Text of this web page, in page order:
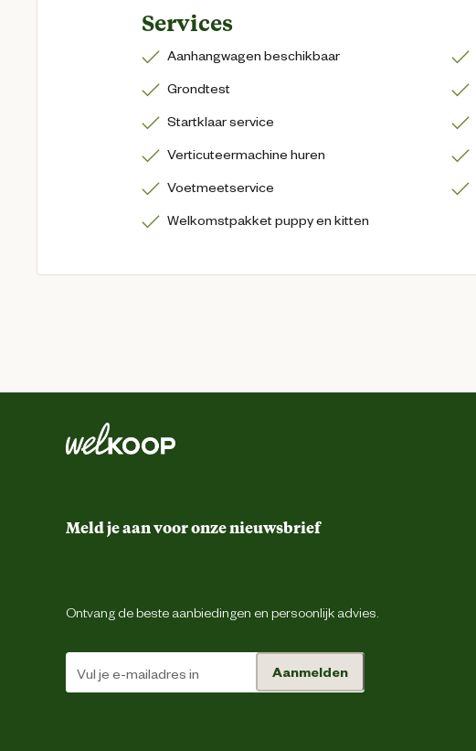
Services
Aanhangwagen beschikbaar
Grondtest
Startklaar service
Verticuteermachine huren
Voetmeetservice
Welkomstpakket puppy en kitten
Meld je aan voor onze nieuwsbrief
Ontvang de beste aanbiedingen en persoonlijk advies.
Aanmelden